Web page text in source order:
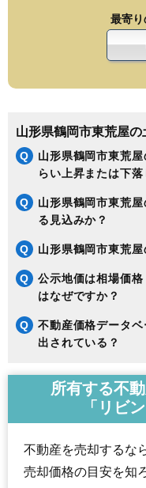
最寄
山形県鶴岡市東荒屋
Q
山形県鶴岡市東荒
らい上昇または下落
Q
山形県鶴岡市東荒
る見込みか？
Q 山形県鶴岡市東荒
Q
公示地価は相場価
はなぜですか？
Q
不動産価格データ
出されている？
所有する不
「リビ
不動産を売却するな
売却価格の目安を知